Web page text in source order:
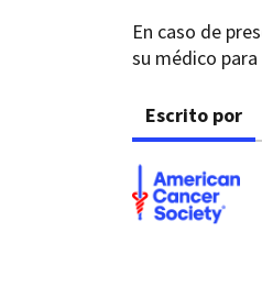
En caso de
su médico
Escrito por